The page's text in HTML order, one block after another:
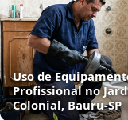
Uso de
Profissional no
Colonial, Bauru‑SP